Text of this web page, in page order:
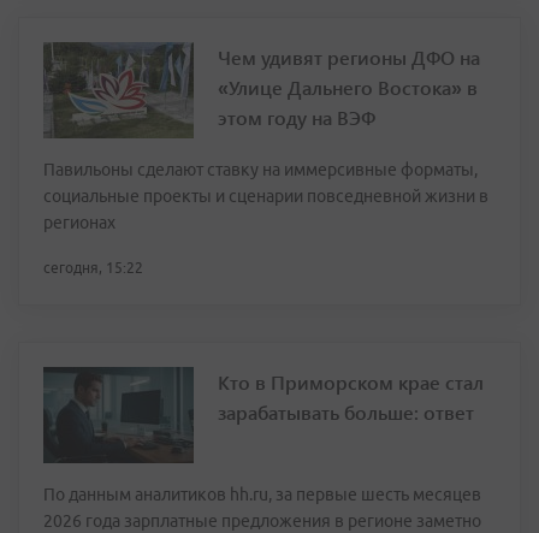
Чем удивят регионы ДФО на
«Улице Дальнего Востока» в
этом году на ВЭФ
Павильоны сделают ставку на иммерсивные форматы,
социальные проекты и сценарии повседневной жизни в
регионах
сегодня, 15:22
Кто в Приморском крае стал
зарабатывать больше: ответ
По данным аналитиков hh.ru, за первые шесть месяцев
2026 года зарплатные предложения в регионе заметно